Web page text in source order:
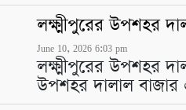
লক্ষ্মীপুরের উপশহর
June 10, 2026 6:03 pm
লক্ষ্মীপুরের উপশহর
উপশহর দালাল বাজার